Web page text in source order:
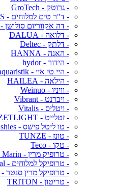
- גרוטק - GroTech
- ד"ר טים למלוחים - DR. TIM'S
- דה אקווריום סולושן - The Aquarium Solution
- דלואה - DALUA
- דלתק - Deltec
- האנה - HANNA
- הידור - hydor
- היי טי איי - ATI aquaristik
- הילאה - HAILEA
- וויניו - Weinuo
- ויברנט - Vibrant
- ויטליס - Vitalis
- זטלייט - ZETLIGHT
- טו ליטל פישס - Two Little Fishies
- טונז - TUNZE
- טקו - Teco
- טרופיק מרין - Tropic Marin
- טרופיקל למלוחים - Tropical
- טרופיקל מרין סנטר - TMC
- טריטון - TRITON